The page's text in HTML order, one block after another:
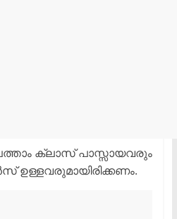
ക്ലാസ് പാസ്സായവരും